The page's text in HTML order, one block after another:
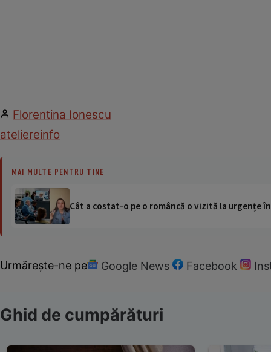
Florentina Ionescu
ateliereinfo
MAI MULTE PENTRU TINE
Cât a costat-o pe o româncă o vizită la urgențe
Urmărește-ne pe Google News Facebook
Ghid de cumpărături